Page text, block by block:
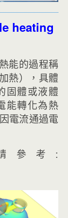
heating
能的過程稱
熱），具體
固體或液體
能轉化為熱
電流通過電
參考: